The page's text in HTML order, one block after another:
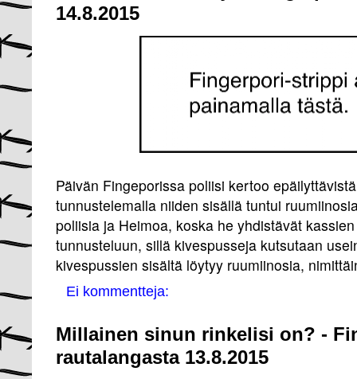
14.8.2015
Päivän Fingeporissa poliisi kertoo
tunnustelemalla niiden sisällä tuntui
poliisia ja Heimoa, koska he yhdistävät
tunnusteluun, sillä kivespusseja kutsutaan
kivespussien sisältä löytyy ruumiinosia,
Ei kommentteja:
Millainen sinun rinkelisi on? -
rautalangasta 13.8.2015